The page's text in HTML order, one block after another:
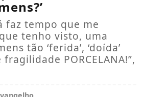
faz tempo que me
tenho visto, uma
tão ‘ferida’, ‘doída’
PORCELANA!”,